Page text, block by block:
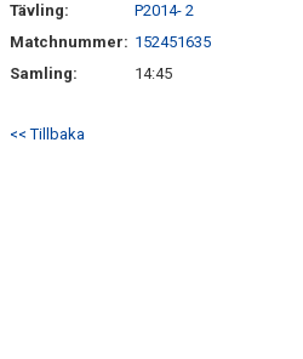
Tävling:
P2014- 2
Matchnummer: 152451635
Samling:
14:45
<< Tillbaka